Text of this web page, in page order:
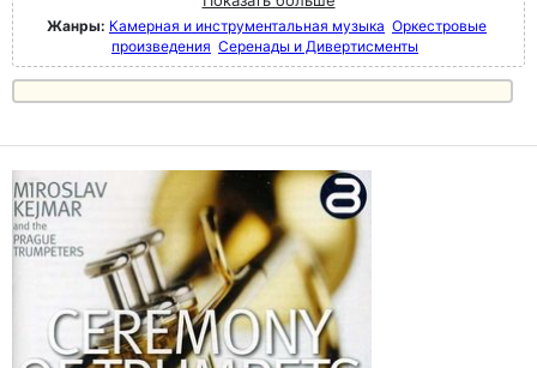
Жанры: Камерная и инструментальная музыка Оркестровые
произведения Серенады и Дивертисменты